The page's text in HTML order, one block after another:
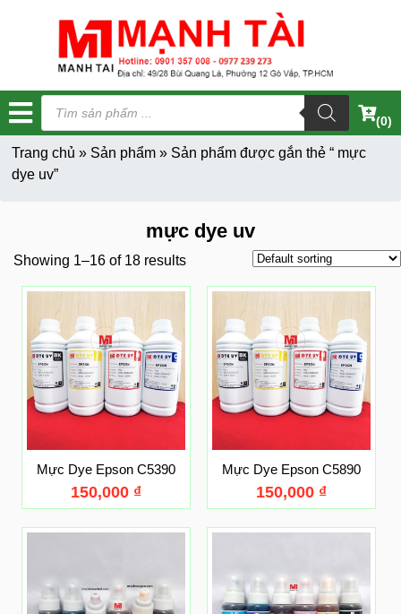
Tìm
kiếm
sản
phẩm
(0)
Trang chủ » Sản phẩm» Sản phẩm được gắn thẻ “ mực
dye uv”
mực dye uv
Showing 1–16 of 18 results
Mực Dye Epson C5390
150,000 ₫
Mực Dye Epson C5890
150,000 ₫